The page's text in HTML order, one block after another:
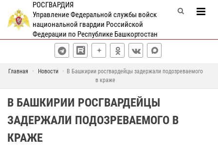
РОСГВАРДИЯ
Управление Федеральной службы войск
национальной гвардии Российской
Федерации по Республике Башкортостан
Главная Новости
В Башкирии росгвардейцы задержали подозреваемого
в краже
В БАШКИРИИ РОСГВАРДЕЙЦЫ
ЗАДЕРЖАЛИ ПОДОЗРЕВАЕМОГО В
КРАЖЕ